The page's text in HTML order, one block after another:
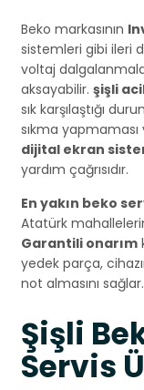
Beko markasının
sistemleri gibi ileri
voltaj
aksayabilir. şişli
sık karşılaştığı
sıkma yapmaması
dijital ekran
yardım çağrısıdır.
En yakın beko
Atatürk
Garantili onarım
yedek parça,
not almasını sağlar.
Şişli
Servis